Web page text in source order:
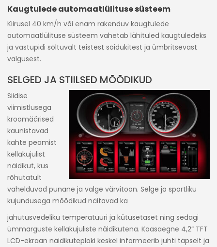
Kaugtulede automaatlülituse süsteem
Kiirusel 40 km/h või enam rakenduv kaugtulede
automaatlülituse süsteem vahetab lähituled kaugtuledeks
ja vastupidi sõltuvalt teistest sõidukitest ja ümbritsevast
valgusest.
SELGED JA STIILSED MÕÕDIKUD
Siidise
viimistlusega
kroomäärised
kaunistavad
kahte peamist
kellakujulist
näidikut, kus
rõhutatult
vahelduvad punane ja valge värvitoon. Selge ja sportliku
kujundusega mõõdikud näitavad ka
jahutusvedeliku temperatuuri ja kütusetaset ning sedagi
ümmarguste kellakujuliste näidikutena. Kaasaegne 4,2“ TFT
LCD-ekraan näidikuteploki keskel informeerib juhti täpselt ja